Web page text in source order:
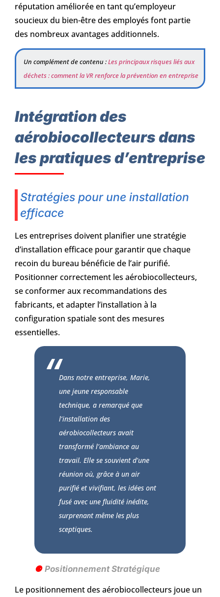
réputation améliorée en tant qu’employeur
soucieux du bien-être des employés font partie
des nombreux avantages additionnels.
Un complément de contenu :Les principaux risques liés aux
déchets : comment la VR renforce la prévention en entreprise
Intégration des
aérobiocollecteurs dans
les pratiques d’entreprise
Stratégies pour une installation
efficace
Les entreprises doivent planifier une stratégie
d’installation efficace pour garantir que chaque
recoin du bureau bénéficie de l’air purifié.
Positionner correctement les aérobiocollecteurs,
se conformer aux recommandations des
fabricants, et adapter l’installation à la
configuration spatiale sont des mesures
essentielles.
Dans notre entreprise, Marie,
une jeune responsable
technique, a remarqué que
l’installation des
aérobiocollecteurs avait
transformé l’ambiance au
travail. Elle se souvient d’une
réunion où, grâce à un air
purifié et vivifiant, les idées ont
fusé avec une fluidité inédite,
surprenant même les plus
sceptiques.
Positionnement Stratégique
Le positionnement des aérobiocollecteurs joue un